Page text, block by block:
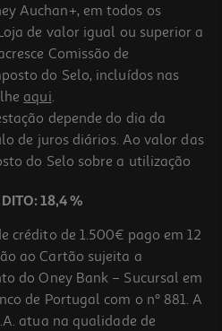
4.8
Morango 4x155g
Auchan+, em todos os
de valor igual ou superior a
Comissão de
do Selo, incluídos nas
aqui.
depende do dia da
de juros diários. Ao valor das
do Selo sobre a utilização
18,4 %
crédito de 1.500€ pago em 12
ao Cartão sujeita a
do Oney Bank – Sucursal em
de Portugal com o nº 881. A
atua na qualidade de